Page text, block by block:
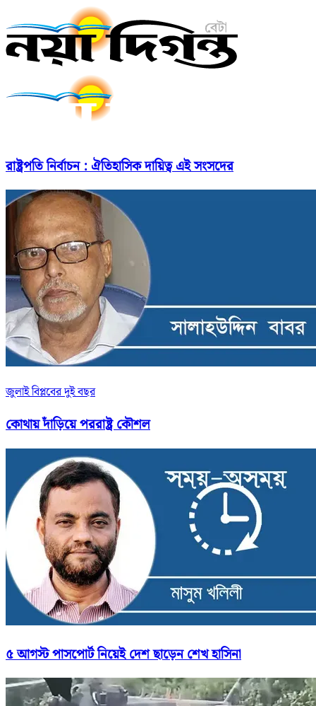
রাষ্ট্রপতি নির্বাচন : ঐতিহাসিক দায়িত্ব এই সংসদের
জুলাই বিপ্লবের দুই বছর
কোথায় দাঁড়িয়ে পররাষ্ট্র কৌশল
৫ আগস্ট পাসপোর্ট নিয়েই দেশ ছাড়েন শেখ হাসিনা